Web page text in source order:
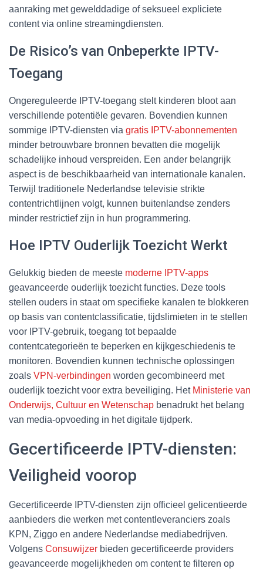
aanraking met gewelddadige of seksueel expliciete
content via online streamingdiensten.
De Risico’s van Onbeperkte IPTV-
Toegang
Ongereguleerde IPTV-toegang stelt kinderen bloot aan
verschillende potentiële gevaren. Bovendien kunnen
sommige IPTV-diensten via gratis IPTV-abonnementen
minder betrouwbare bronnen bevatten die mogelijk
schadelijke inhoud verspreiden. Een ander belangrijk
aspect is de beschikbaarheid van internationale kanalen.
Terwijl traditionele Nederlandse televisie strikte
contentrichtlijnen volgt, kunnen buitenlandse zenders
minder restrictief zijn in hun programmering.
Hoe IPTV Ouderlijk Toezicht Werkt
Gelukkig bieden de meeste moderne IPTV-apps
geavanceerde ouderlijk toezicht functies. Deze tools
stellen ouders in staat om specifieke kanalen te blokkeren
op basis van contentclassificatie, tijdslimieten in te stellen
voor IPTV-gebruik, toegang tot bepaalde
contentcategorieën te beperken en kijkgeschiedenis te
monitoren. Bovendien kunnen technische oplossingen
zoals VPN-verbindingen worden gecombineerd met
ouderlijk toezicht voor extra beveiliging. Het Ministerie van
Onderwijs, Cultuur en Wetenschap benadrukt het belang
van media-opvoeding in het digitale tijdperk.
Gecertificeerde IPTV-diensten:
Veiligheid voorop
Gecertificeerde IPTV-diensten zijn officieel gelicentieerde
aanbieders die werken met contentleveranciers zoals
KPN, Ziggo en andere Nederlandse mediabedrijven.
Volgens Consuwijzer bieden gecertificeerde providers
geavanceerde mogelijkheden om content te filteren op